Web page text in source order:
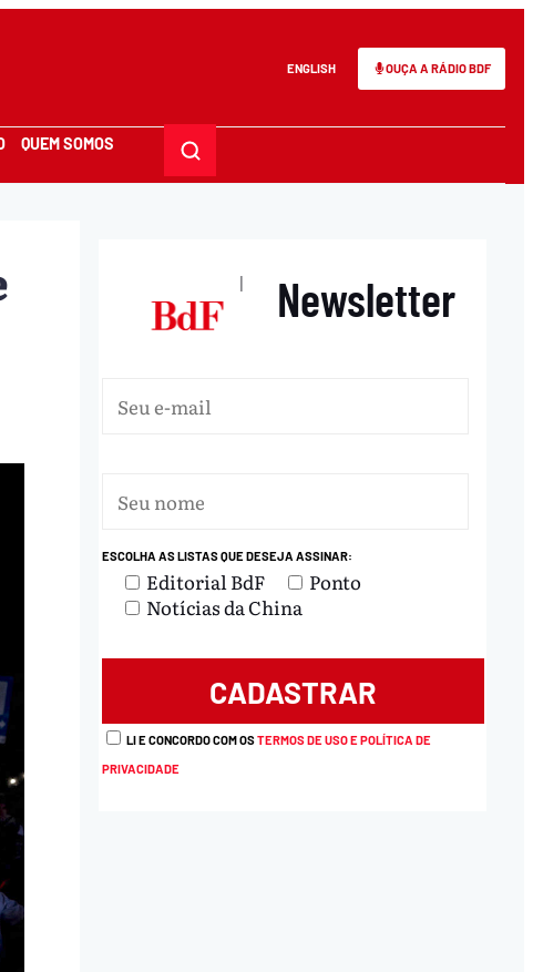
ENGLISH OUÇA A RÁDIO BDF
QUEM SOMOS
| Newsletter
ESCOLHA AS LISTAS QUE DESEJA ASSINAR:
Editorial BdF
Ponto
Notícias da China
LI E CONCORDO COM OSTERMOS DE USO E POLÍTICA DE
PRIVACIDADE